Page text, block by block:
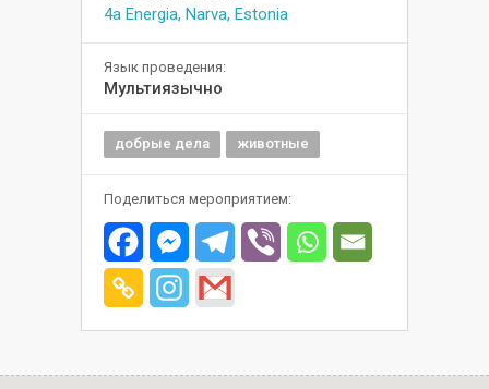
4a Energia, Narva, Estonia
Язык проведения:
Мультиязычно
добрые дела животные
Поделиться мероприятием: